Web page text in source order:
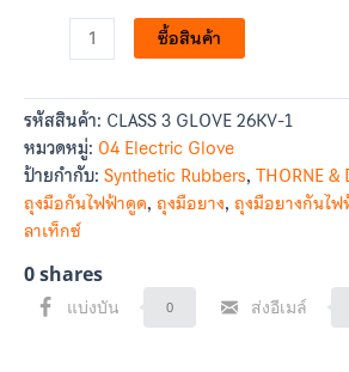
ซื้อสินค้า
รหัสสินค้า: CLASS 3 GLOVE 26KV-1
หมวดหมู่: 04 Electric Glove
ป้ายกำกับ: Synthetic Rubbers, THORNE &
ถุงมือกันไฟฟ้าดูด, ถุงมือยาง, ถุงมือยางกันไฟ
ลาเท็กซ์
0shares
แบ่งบัน 0 ส่งอีเมล์